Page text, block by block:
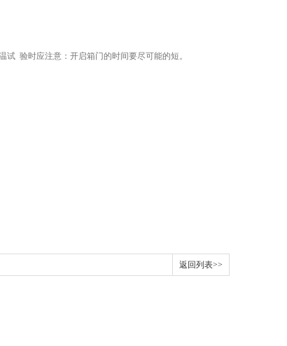
试 验时应注意：开启箱门的时间要尽可能的短。
返回列表>>